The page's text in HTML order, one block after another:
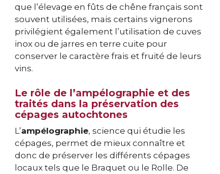
que l’élevage en fûts de chêne français sont
souvent utilisées, mais certains vignerons
privilégient également l’utilisation de cuves
inox ou de jarres en terre cuite pour
conserver le caractère frais et fruité de leurs
vins.
Le rôle de l’ampélographie et des
traités dans la préservation des
cépages autochtones
L’ampélographie, science qui étudie les
cépages, permet de mieux connaître et
donc de préserver les différents cépages
locaux tels que le Braquet ou le Rolle. De